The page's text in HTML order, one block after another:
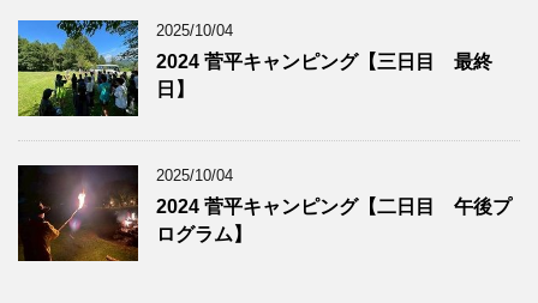
2025/10/04
2024 菅平キャンピング【三日目 最終
日】
2025/10/04
2024 菅平キャンピング【二日目 午後プ
ログラム】